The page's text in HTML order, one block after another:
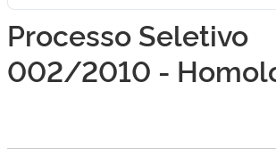
Processo Seletivo
002/2010 -